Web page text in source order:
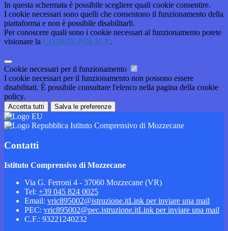
In questa schermata è possibile scegliere quali cookie consentire.
I cookie necessari sono quelli che consentono il funzionamento della
piattaforma e non è possibile disabilitarli.
Per conoscere quali sono i cookie necessari al funzionamento potete
visionare la COOKIE POLICY.
Cookie necessari per il funzionamento
I cookie necessari per il funzionamento non possono essere
disabilitati. È possibile consultare l'elenco nella pagina della cookie
policy.
Accetta tutti Salva le preferenze
Istituto Comprensivo di Mozzecane
Contatti
Istituto Comprensivo di Mozzecane
Via G. Ferroni 4 - 37060 Mozzecane (VR)
Tel: +39 045 824 0025
Email: vric895002@istruzione.itLink per inviare una mail
PEC: vric895002@pec.istruzione.itLink per inviare una mail
C.F.: 93221240232